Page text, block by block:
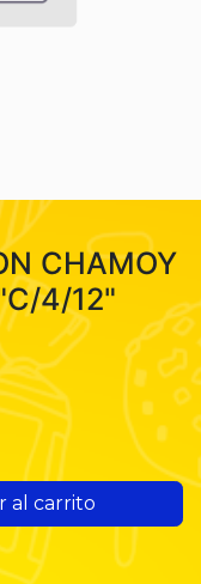
CHAMOY
4/12"
al carrito